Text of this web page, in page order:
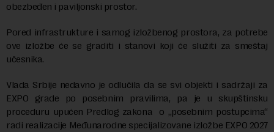
obezbeđen i paviljonski prostor.
Pored infrastrukture i samog izložbenog prostora, za potrebe
ove izložbe će se graditi i stanovi koji će služiti za smeštaj
učesnika.
Vlada Srbije nedavno je odlučila da se svi objekti i sadržaji za
EXPO grade po posebnim pravilima, pa je u skupštinsku
proceduru upućen Predlog zakona o „posebnim postupcima“
radi realizacije Međunarodne specijalizovane izložbe EXPO 2027